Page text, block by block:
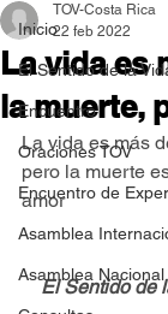
Inicio
El Sentido de la
Encuentro
Oraciones TOV
Encuentro de
Asamblea
Asamblea Nacional
La vida es
la muerte,
TOV-Costa Rica
22 feb 2022
La vida es más
pero la muerte
amor
El Sentido de